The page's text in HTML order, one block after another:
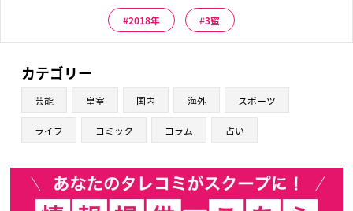
2018年 3蜜
カテゴリー
芸能 皇室 国内 海外 スポーツ
ライフ コミック コラム 占い